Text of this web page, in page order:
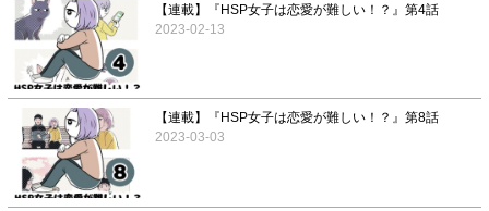
【連載】『HSP女子は恋愛が難しい！？』第4話
2023-02-13
【連載】『HSP女子は恋愛が難しい！？』第8話
2023-03-03